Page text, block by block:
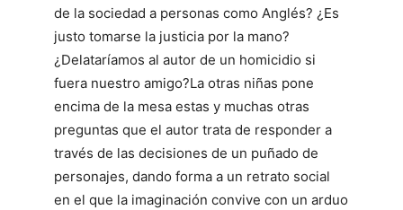
de la sociedad a personas como Anglés? ¿Es
justo tomarse la justicia por la mano?
¿Delataríamos al autor de un homicidio si
fuera nuestro amigo?La otras niñas pone
encima de la mesa estas y muchas otras
preguntas que el autor trata de responder a
través de las decisiones de un puñado de
personajes, dando forma a un retrato social
en el que la imaginación convive con un arduo